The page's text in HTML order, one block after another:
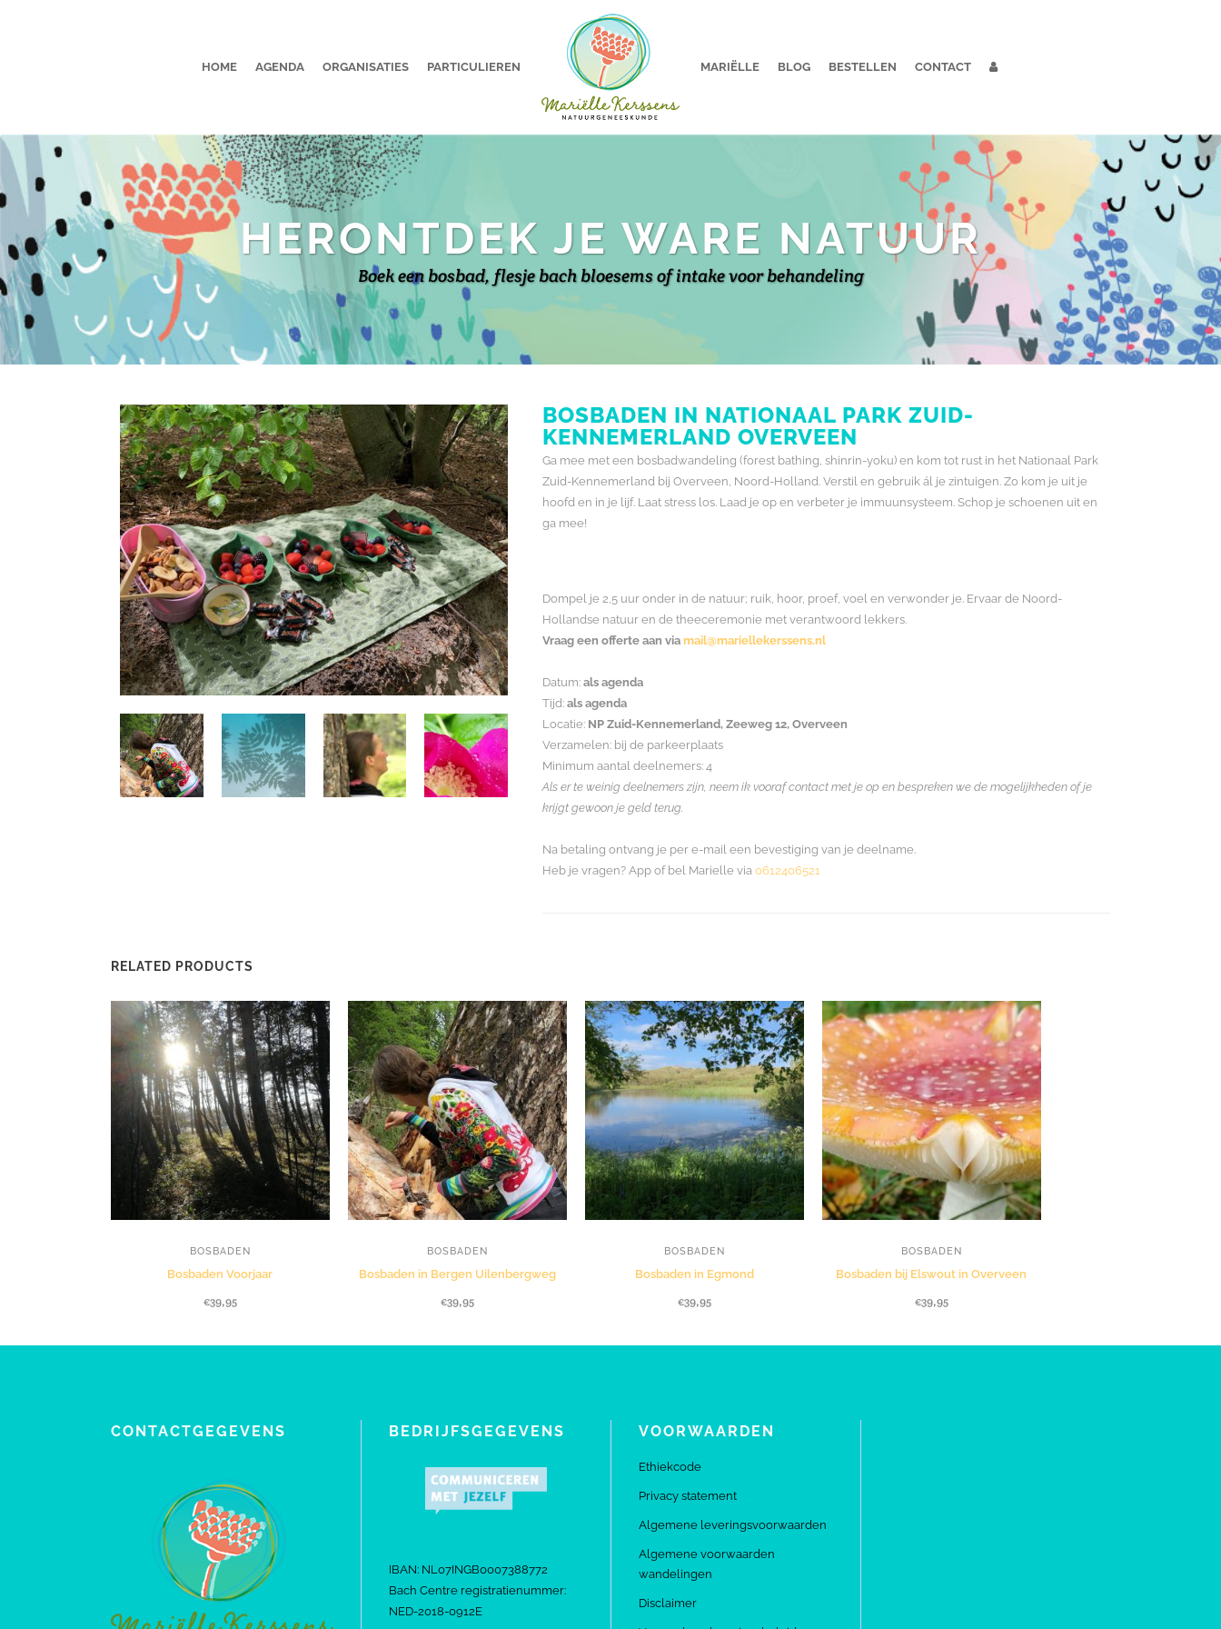
HOME AGENDA ORGANISATIES PARTICULIEREN MARIËLLE BLOG BESTELLEN CONTACT
HERONTDEK JE WARE NATUUR
Boek een bosbad, flesje bach bloesems of intake voor behandeling
BOSBADEN IN NATIONAAL PARK ZUID-
KENNEMERLAND OVERVEEN
Ga mee met een bosbadwandeling (forest bathing, shinrin-yoku) en kom tot rust in het Nationaal Park
Zuid-Kennemerland bij Overveen, Noord-Holland. Verstil en gebruik ál je zintuigen. Zo kom je uit je
hoofd en in je lijf. Laat stress los. Laad je op en verbeter je immuunsysteem. Schop je schoenen uit en
ga mee!
Dompel je 2,5 uur onder in de natuur; ruik, hoor, proef, voel en verwonder je. Ervaar de Noord-
Hollandse natuur en de theeceremonie met verantwoord lekkers.
Vraag een offerte aan via mail@mariellekerssens.nl
Datum: als agenda
Tijd: als agenda
Locatie: NP Zuid-Kennemerland, Zeeweg 12, Overveen
Verzamelen: bij de parkeerplaats
Minimum aantal deelnemers: 4
Als er te weinig deelnemers zijn, neem ik vooraf contact met je op en bespreken we de mogelijkheden of je
krijgt gewoon je geld terug.
Na betaling ontvang je per e-mail een bevestiging van je deelname.
Heb je vragen? App of bel Marielle via 0612406521
RELATED PRODUCTS
BOSBADEN
Bosbaden Voorjaar
€39,95
BOSBADEN
Bosbaden in Bergen Uilenbergweg
€39,95
BOSBADEN
Bosbaden in Egmond
€39,95
BOSBADEN
Bosbaden bij Elswout in Overveen
€39,95
CONTACTGEGEVENS BEDRIJFSGEGEVENS
IBAN: NL07INGB0007388772
Bach Centre registratienummer:
NED-2018-0912E
VOORWAARDEN
Ethiekcode
Privacy statement
Algemene leveringsvoorwaarden
Algemene voorwaarden
wandelingen
Disclaimer